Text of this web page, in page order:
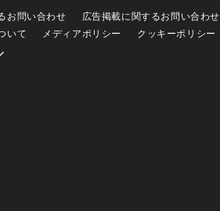
お問い合わせ 広告掲載に関するお問い合わせ
いて
メディアポリシー クッキーポリシー